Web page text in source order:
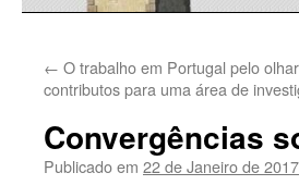
para
conteúdo
← O trabalho em Portugal pelo
contributos para uma área de
Convergências
Publicado em 22 de Janeiro de 2017